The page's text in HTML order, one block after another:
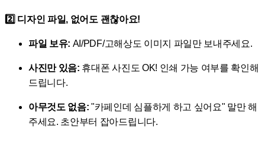
2️⃣ 디자인 파일, 없어도 괜찮아요!
파일 보유: AI/PDF/고해상도 이미지 파일만 보내주세요.
사진만 있음: 휴대폰 사진도 OK! 인쇄 가능 여부를 확인해
드립니다.
아무것도 없음: "카페인데 심플하게 하고 싶어요" 말만 해
주세요. 초안부터 잡아드립니다.